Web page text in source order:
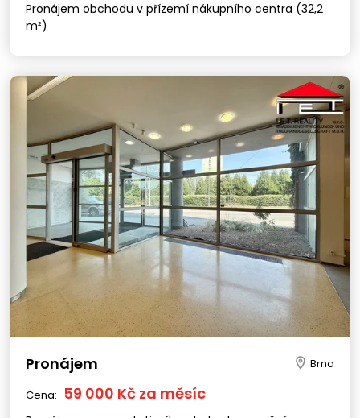
Pronájem obchodu v přízemí nákupního centra (32,2
m²)
Pronájem Brno
Cena: 59 000 Kč za měsíc